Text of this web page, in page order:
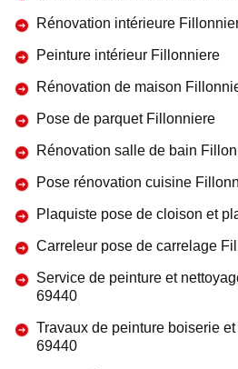
Rénovation intérieure
Peinture intérieur Fillonniere
Rénovation de maison
Pose de parquet Fillonniere
Rénovation salle de bain
Pose rénovation cuisine
Plaquiste pose de cloison et
Carreleur pose de carrelage
Service de peinture et
69440
Travaux de peinture boiserie
69440